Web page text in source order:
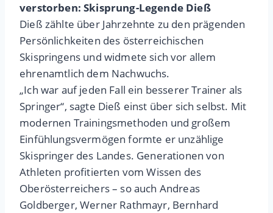
verstorben: Skisprung-Legende Dieß
Dieß zählte über Jahrzehnte zu den prägenden
Persönlichkeiten des österreichischen
Skispringens und widmete sich vor allem
ehrenamtlich dem Nachwuchs.
„Ich war auf jeden Fall ein besserer Trainer als
Springer“, sagte Dieß einst über sich selbst. Mit
modernen Trainingsmethoden und großem
Einfühlungsvermögen formte er unzählige
Skispringer des Landes. Generationen von
Athleten profitierten vom Wissen des
Oberösterreichers – so auch Andreas
Goldberger, Werner Rathmayr, Bernhard